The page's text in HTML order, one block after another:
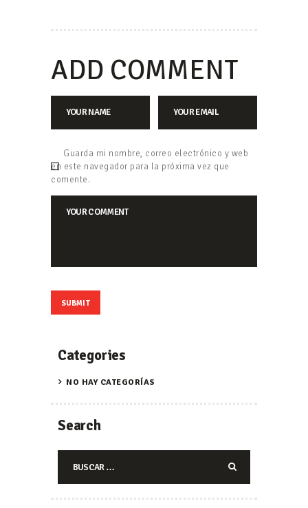
ADD COMMENT
Guarda mi nombre, correo electrónico y web
en este navegador para la próxima vez que
comente.
Categories
NO HAY CATEGORÍAS
Search